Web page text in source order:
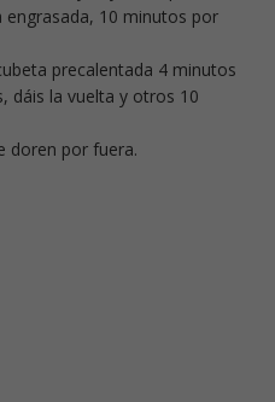
engrasada, 10 minutos por
precalentada 4 minutos
dáis la vuelta y otros 10
doren por fuera.